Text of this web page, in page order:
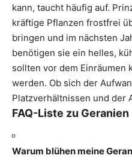
kann, taucht häufig auf.
kräftige Pflanzen frostfrei
bringen und im nächsten
benötigen sie ein helles,
sollten vor dem Einräumen
werden. Ob sich der
Platzverhältnissen und der
FAQ-Liste zu Geranien
Warum blühen meine